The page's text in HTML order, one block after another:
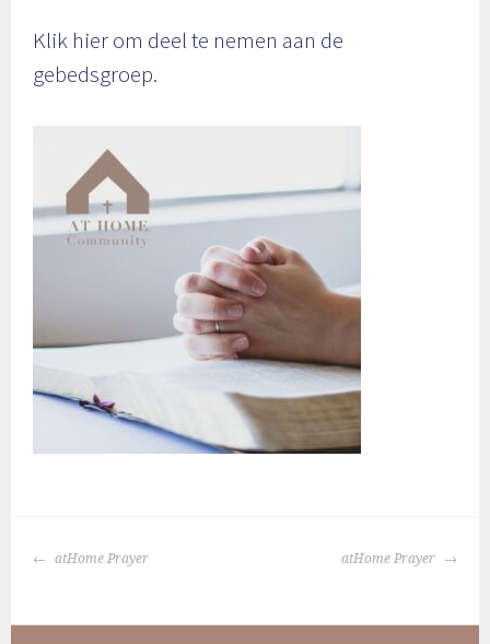
Klik hier om deel te nemen aan de
gebedsgroep.
BERICHTNAVIGATIE
atHome Prayer atHome Prayer